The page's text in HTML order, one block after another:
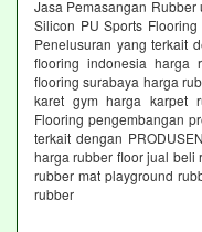
Jasa Pemasangan Rubber
Silicon PU Sports
Penelusuran yang terkait
flooring indonesia harga
flooring surabaya harga
karet gym harga karpet
Flooring pengembangan
terkait dengan
harga rubber floor jual beli
rubber mat playground
rubber